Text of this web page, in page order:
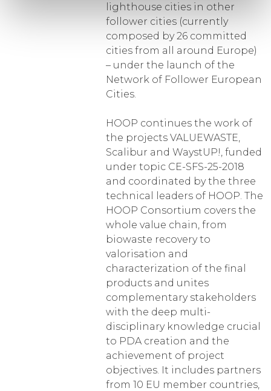
lighthouse cities in other
follower cities (currently
composed by 26 committed
cities from all around Europe)
– under the launch of the
Network of Follower European
Cities.
HOOP continues the work of
the projects VALUEWASTE,
Scalibur and WaystUP!, funded
under topic CE-SFS-25-2018
and coordinated by the three
technical leaders of HOOP. The
HOOP Consortium covers the
whole value chain, from
biowaste recovery to
valorisation and
characterization of the final
products and unites
complementary stakeholders
with the deep multi-
disciplinary knowledge crucial
to PDA creation and the
achievement of project
objectives. It includes partners
from 10 EU member countries,